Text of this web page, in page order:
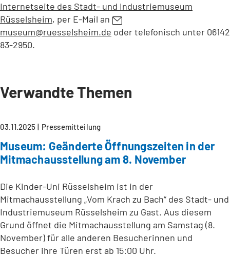
Internetseite des Stadt- und Industriemuseum
Rüsselsheim
(Öffnet
in
einem
, per E-Mail an
museum
ruesselsheim de oder telefonisch unter 06142
83-2950.
Verwandte Themen
03.11.2025 Pressemitteilung
Museum: Geänderte Öffnungszeiten in der
Mitmachausstellung am 8. November
Die Kinder-Uni Rüsselsheim ist in der
Mitmachausstellung „Vom Krach zu Bach“ des Stadt- und
Industriemuseum Rüsselsheim zu Gast. Aus diesem
Grund öffnet die Mitmachausstellung am Samstag (8.
November) für alle anderen Besucherinnen und
Besucher ihre Türen erst ab 15:00 Uhr.